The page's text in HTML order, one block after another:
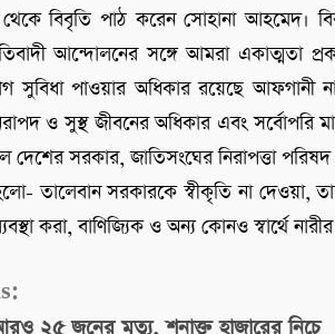
বিবৃতি পাঠ করেন সোহানা আহমেদ।
আন্দোলনের সঙ্গে আমরা একাত্মতা
সুবিধা পাওয়ার অধিকার রয়েছে আফগানী
ও সুস্থ জীবনের অধিকার এবং সর্বোপরি
সরকার, জাতিসংঘের নিরাপত্তা পরিষদ
তালেবান সরকারকে স্বীকৃতি না দেওয়া,
করা, বাণিজ্যিক ও অন্য কোনও স্বার্থে
২৫ জনের মৃত্যু, শনাক্ত হাজারের নিচে